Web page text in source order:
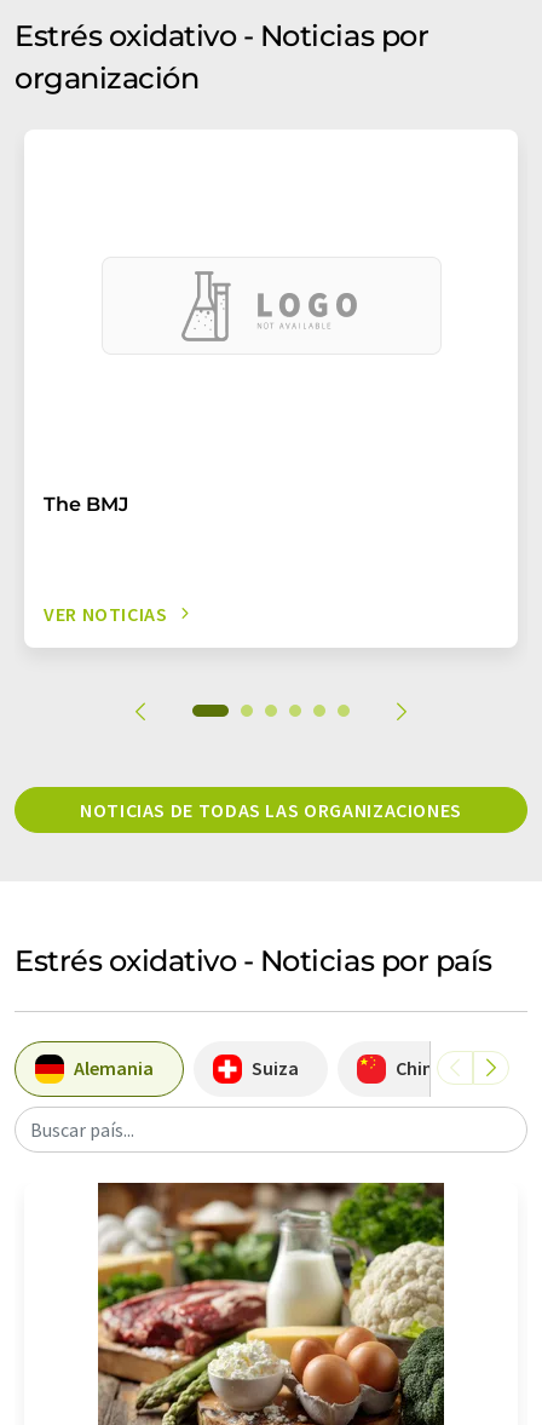
Estrés oxidativo - Noticias por
organización
The BMJ
VER NOTICIAS
NOTICIAS DE TODAS LAS ORGANIZACIONES
Estrés oxidativo - Noticias por país
Alemania Suiza China
Buscar país...